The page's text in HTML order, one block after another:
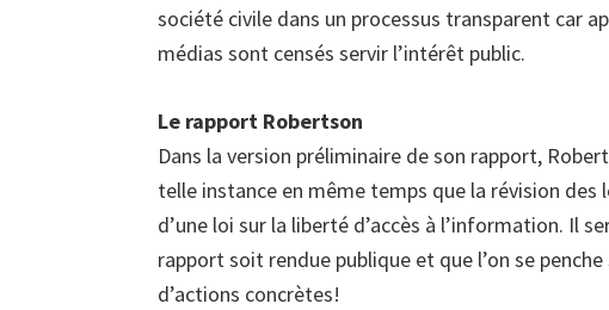
société civile dans un processus transparent car
médias sont censés servir l’intérêt public.
Le rapport Robertson
Dans la version préliminaire de son rapport,
telle instance en même temps que la révision
d’une loi sur la liberté d’accès à l’information. Il
rapport soit rendue publique et que l’on se
d’actions concrètes!